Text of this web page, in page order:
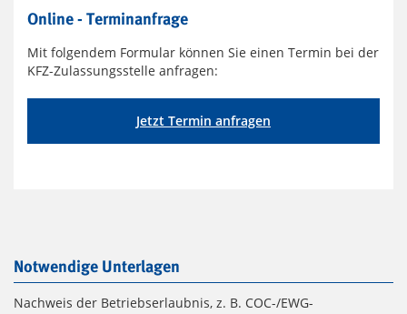
Online - Terminanfrage
Mit folgendem Formular können Sie einen Termin bei der
KFZ-Zulassungsstelle anfragen:
Jetzt Termin anfragen
Notwendige Unterlagen
Nachweis der Betriebserlaubnis, z. B. COC-/EWG-